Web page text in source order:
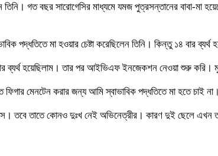
গত বছর সারোগেসির মাধ্যমে যমজ পুত্রসন্তানের বাবা-মা
পদ্ধতিতে মা হওয়ার চেষ্টা করেছিলেন তিনি। কিন্তু ১৪ বার
ব্যর্থ হয়েছিলাম। তার পর আইভিএফ ইনজেকশন নেওয়া শুরু করি।
মেনটেন করার জন্য আমি স্বাভাবিক পদ্ধতিতে মা হতে চাই
তবে তাতে কোনও দুঃখ নেই অভিনেত্রীর। কারণ দুই ছেলে এখন